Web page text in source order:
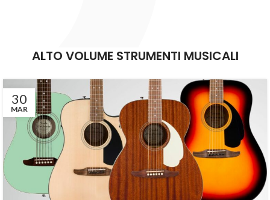
ALTO VOLUME STRUMENTI MUSICALI
30
MAR